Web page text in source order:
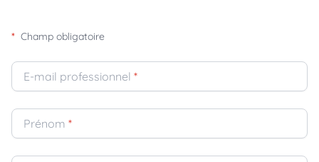
* Champ obligatoire
E-mail professionnel *
Prénom *